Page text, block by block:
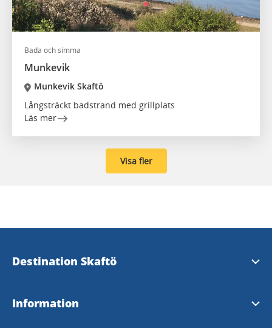
Bada och simma
Munkevik
Munkevik Skaftö
Långsträckt badstrand med grillplats
Läs mer
Visa fler
Destination Skaftö
Kontakta oss
Information